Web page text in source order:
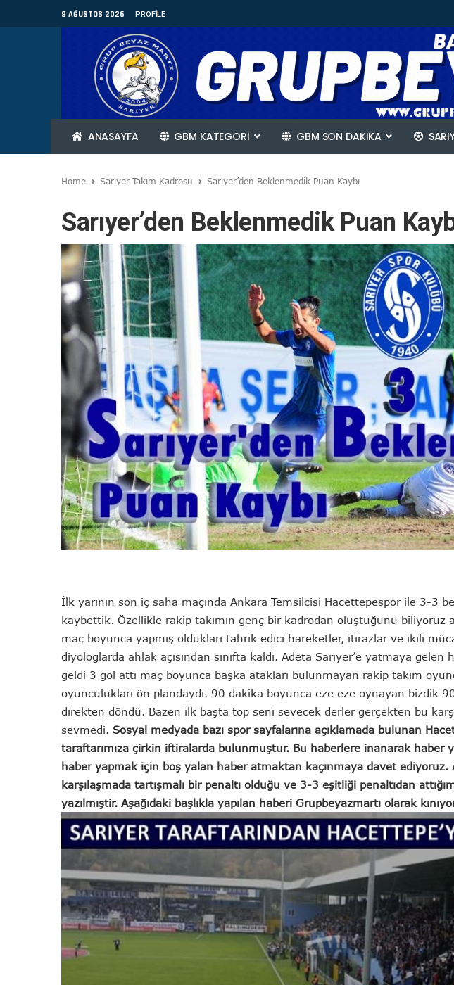
8 AĞUSTOS 2026 PROFILE
ANASAYFA GBM KATEGORİ GBM SON DAKİKA
Home Sarıyer Takım Kadrosu Sarıyer’den Beklenmedik Puan Kaybı
Sarıyer’den Beklenmedik Puan
İlk yarının son iç saha maçında Ankara Temsilcisi Hacettepespor ile 3-3
kaybettik. Özellikle rakip takımın genç bir kadrodan oluştuğunu
maç boyunca yapmış oldukları tahrik edici hareketler, itirazlar ve ikili
diyologlarda ahlak açısından sınıfta kaldı. Adeta Sarıyer’e yatmaya
geldi 3 gol attı maç boyunca başka atakları bulunmayan rakip takım
oyunculukları ön plandaydı. 90 dakika boyunca eze eze oynayan bizdik
direkten döndü. Bazen ilk başta top seni sevecek derler gerçekten bu
sevmedi. Sosyal medyada bazı spor sayfalarına açıklamada bulunan
taraftarımıza çirkin iftiralarda bulunmuştur. Bu haberlere inanarak haber
haber yapmak için boş yalan haber atmaktan kaçınmaya davet ediyoruz.
karşılaşmada tartışmalı bir penaltı olduğu ve 3-3 eşitliği penaltıdan
yazılmıştir. Aşağıdaki başlıkla yapılan haberi Grupbeyazmartı olarak